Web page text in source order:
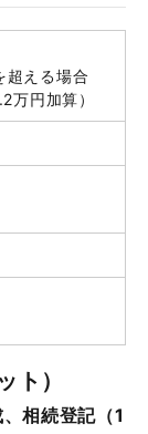
超える場合
万円加算）
ト）
相続登記（1